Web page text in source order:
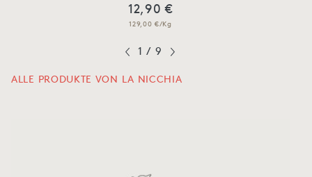
12,90 €
129,00 €/Kg
1 / 9
ALLE PRODUKTE VON LA NICCHIA